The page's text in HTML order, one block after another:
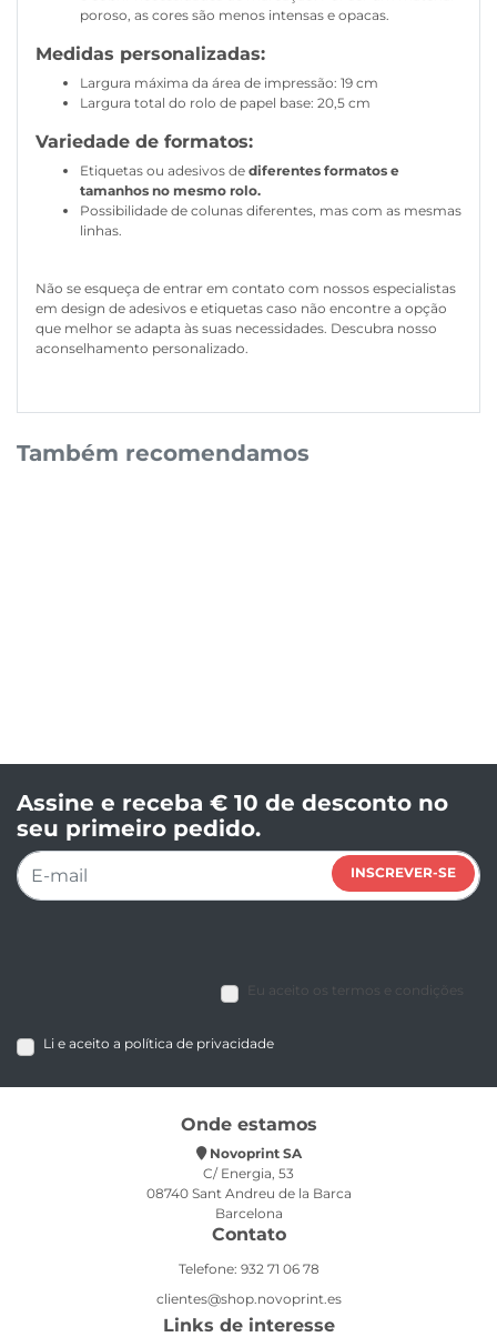
poroso, as cores são menos intensas e opacas.
Medidas personalizadas:
Largura máxima da área de impressão: 19 cm
Largura total do rolo de papel base: 20,5 cm
Variedade de formatos:
Etiquetas ou adesivos de diferentes formatos e
tamanhos no mesmo rolo.
Possibilidade de colunas diferentes, mas com as mesmas
linhas.
Não se esqueça de entrar em contato com nossos especialistas
em design de adesivos e etiquetas caso não encontre a opção
que melhor se adapta às suas necessidades. Descubra nosso
aconselhamento personalizado.
Também recomendamos
Assine e receba € 10 de desconto no
seu primeiro pedido.
INSCREVER-SE
Eu aceito os termos e condições
Li e aceito a política de privacidade
Onde estamos
Novoprint SA
C/ Energia, 53
08740 Sant Andreu de la Barca
Barcelona
Contato
Telefone: 932 71 06 78
clientes@shop.novoprint.es
Links de interesse